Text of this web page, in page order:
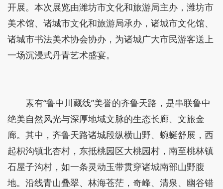
开展。本次展览由潍坊市文化和旅游局主办，潍坊市
美术馆、诸城市文化和旅游局承办，诸城市文化馆、
诸城市书法美术协会协办，为诸城广大市民游客送上
一场沉浸式丹青艺术盛宴。
素有“鲁中川藏线”美誉的齐鲁天路，是串联鲁中
绝美自然风光与深厚地域文脉的生态长廊、文旅金
廊。其中，齐鲁天路诸城段纵横山野、蜿蜒舒展，西
起枳沟镇北杏村，东抵桃园区大桃园村，南至桃林镇
石屋子沟村，如一条灵动玉带贯穿诸城南部山野腹
地。沿线青山叠翠、林海苍茫，奇峰、清泉、幽谷错